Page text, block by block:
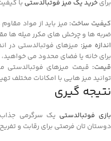
برایخرید یک میز فوتبالدستی با
کیفیت ساخت: میز باید از مواد
ضربه‌ ها و چرخش‌ های مکرر میله‌ ها
اندازه میز: میزهای فوتبالدستی در
برای خانه یا فضای محدود می‌
قیمت: قیمت میزهای فوتبالدستی
توانید میز هایی با امکانات مختلف
نتیجه‌ گیری
بازی فوتبالدستی یک سرگرمی
دوستان تان فرصتی برای رقابت و